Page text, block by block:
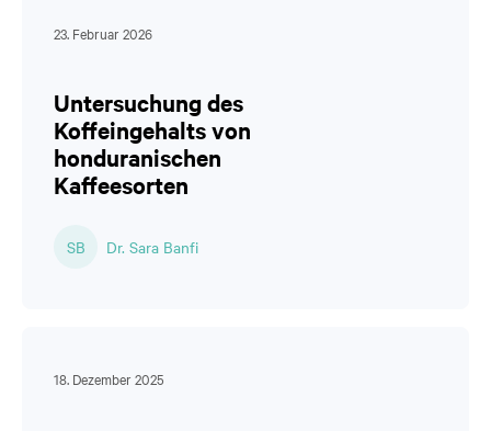
23. Februar 2026
Untersuchung des
Koffeingehalts von
honduranischen
Kaffeesorten
SB Dr. Sara Banfi
18. Dezember 2025